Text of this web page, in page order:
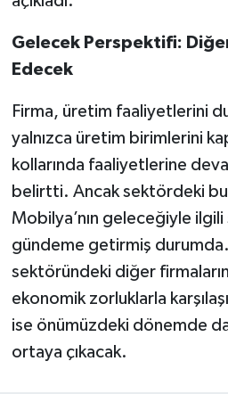
Gelecek Perspektifi:
Edecek
Firma, üretim faaliyetlerini
yalnızca üretim birimlerini
kollarında faaliyetlerine
belirtti. Ancak sektördeki
Mobilya’nın geleceğiyle
gündeme getirmiş
sektöründeki diğer
ekonomik zorluklarla
ise önümüzdeki dönemde
ortaya çıkacak.